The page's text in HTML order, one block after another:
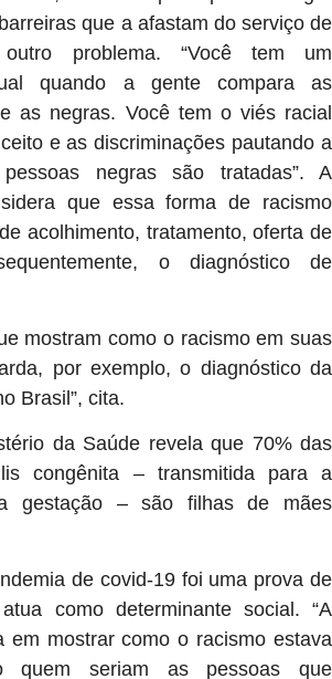
que a afastam do serviço de
problema. “Você tem um
quando a gente compara as
as negras. Você tem o viés racial
e as discriminações pautando a
negras são tratadas”. A
que essa forma de racismo
acolhimento, tratamento, oferta de
o diagnóstico de
mostram como o racismo em suas
por exemplo, o diagnóstico da
Brasil”, cita.
da Saúde revela que 70% das
congênita – transmitida para a
gestação – são filhas de mães
de covid-19 foi uma prova de
como determinante social. “A
em mostrar como o racismo estava
quem seriam as pessoas que